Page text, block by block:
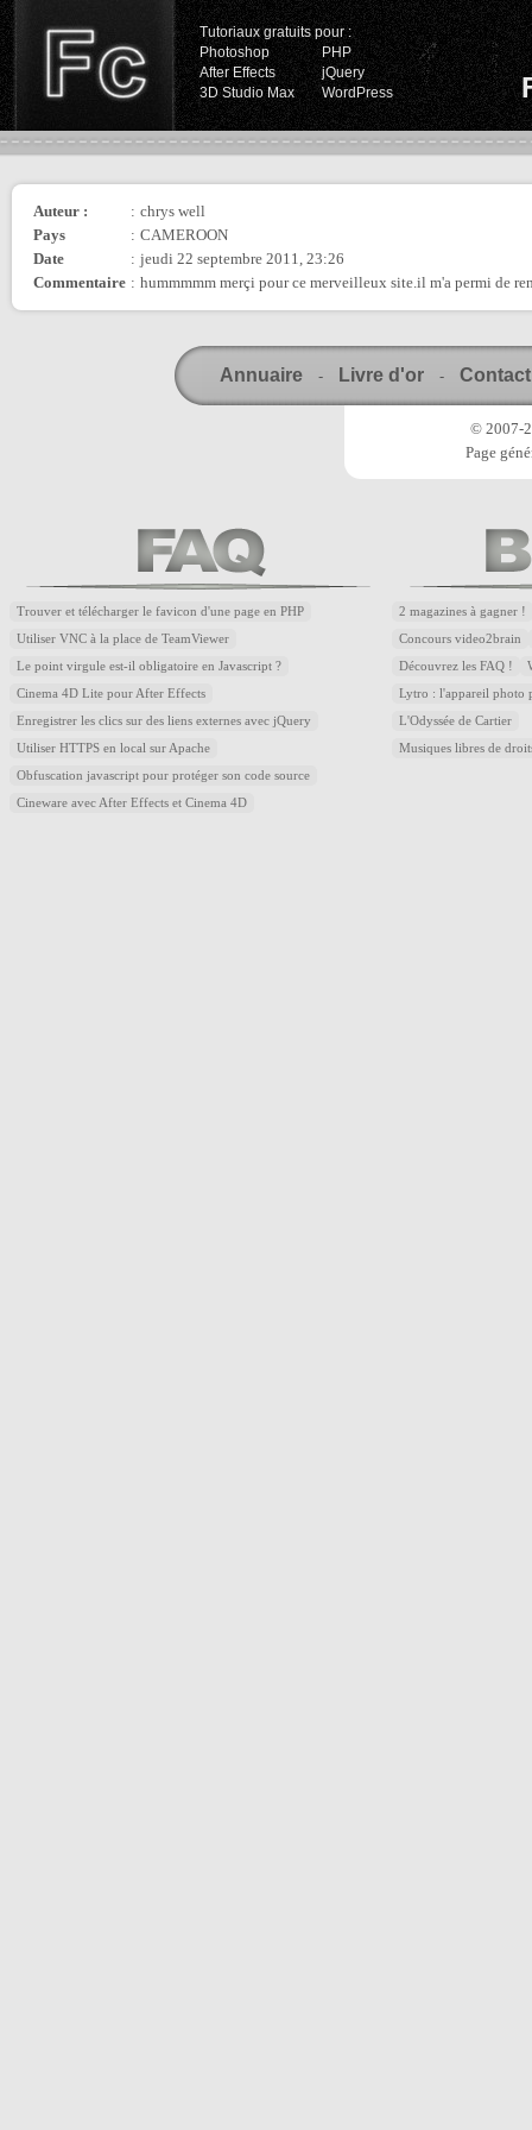
Tutoriaux gratuits pour :
Photoshop
PHP
After Effects
jQuery
3D Studio Max
WordPress
Auteur : : chrys well
Pays
: CAMEROON
Date
: jeudi 22 septembre 2011, 23:26
Commentaire : hummmmm merçi pour ce merveilleux site.il m'a permi de
Annuaire - Livre d'or - Contact
© 2007-
Page
Trouver et télécharger le favicon d'une page en PHP
Utiliser VNC à la place de TeamViewer
Le point virgule est-il obligatoire en Javascript ?
Cinema 4D Lite pour After Effects
Enregistrer les clics sur des liens externes avec jQuery
Utiliser HTTPS en local sur Apache
Obfuscation javascript pour protéger son code source
Cineware avec After Effects et Cinema 4D
2 magazines à gagner !
Concours video2brain
Découvrez les FAQ !
Lytro : l'appareil photo
L'Odyssée de Cartier
Musiques libres de